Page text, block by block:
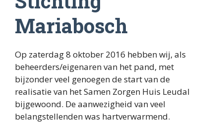
SJG Weert
Huisartsen
Meditta
Mariabosch
Op zaterdag 8 oktober 2016 hebben wij, als
beheerders/eigenaren van het pand, met
bijzonder veel genoegen de start van de
realisatie van het Samen Zorgen Huis Leudal
bijgewoond. De aanwezigheid van veel
belangstellenden was hartverwarmend.